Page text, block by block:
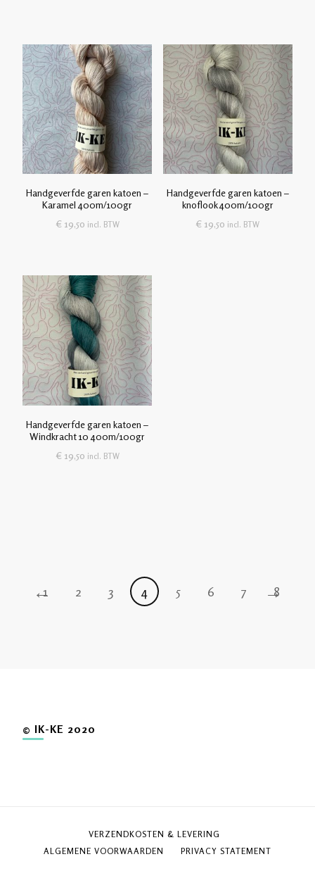
Handgeverfde garen katoen –
Karamel 400m/100gr
€ 19,50 incl. BTW
Handgeverfde garen katoen –
knoflook 400m/100gr
€ 19,50 incl. BTW
Handgeverfde garen katoen –
Windkracht 10 400m/100gr
€ 19,50 incl. BTW
←
1 2 3 4 5 6 7 8
→
© IK-KE 2020
VERZENDKOSTEN & LEVERING
ALGEMENE VOORWAARDEN
PRIVACY STATEMENT